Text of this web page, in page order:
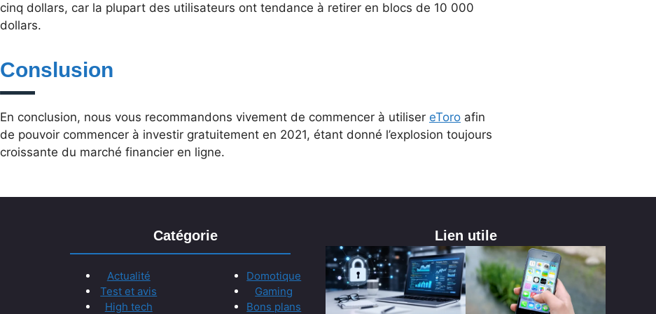
cinq dollars, car la plupart des utilisateurs ont tendance à retirer en blocs de 10 000
dollars.
Conslusion
En conclusion, nous vous recommandons vivement de commencer à utiliser eToro afin
de pouvoir commencer à investir gratuitement en 2021, étant donné l’explosion toujours
croissante du marché financier en ligne.
Catégorie
Actualité
Test et avis
High tech
Domotique
Gaming
Bons plans
Lien utile